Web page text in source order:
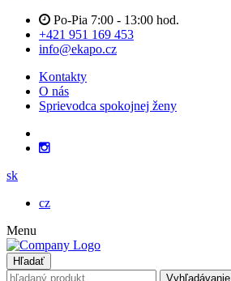
Po-Pia 7:00 - 13:00 hod.
+421 951 169 453
info@ekapo.cz
Kontakty
O nás
Sprievodca spokojnej ženy
sk
cz
Menu
Hľadať
Vyhľadávanie